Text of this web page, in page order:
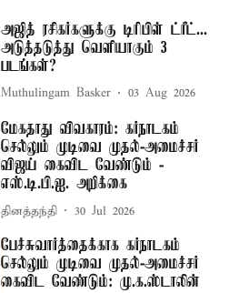
அஜித் ரசிகர்களுக்கு டிரிபிள் ட்ரீட்...
அடுத்தடுத்து வெளியாகும் 3
படங்கள்?
Muthulingam Basker 03 Aug 2026
மேகதாது விவகாரம்: கர்நாடகம்
செல்லும் முடிவை முதல்-அமைச்சர்
விஜய் கைவிட வேண்டும் -
எஸ்.டி.பி.ஐ. அறிக்கை
தினத்தந்தி 30 Jul 2026
பேச்சுவார்த்தைக்காக கர்நாடகம்
செல்லும் முடிவை முதல்-அமைச்சர்
கைவிட வேண்டும்: மு.க.ஸ்டாலின்